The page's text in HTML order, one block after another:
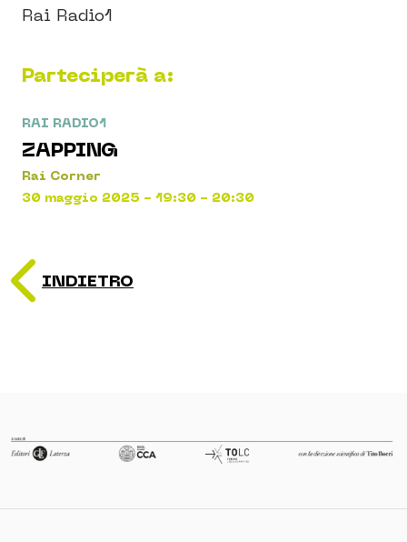
Rai Radio1
Parteciperà a:
RAI RADIO1
ZAPPING
Rai Corner
30 maggio 2025 - 19:30 - 20:30
INDIETRO